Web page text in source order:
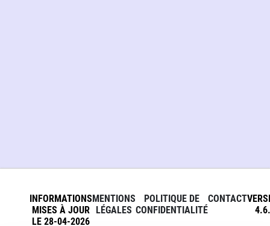
INFORMATIONS
MISES À JOUR
LE 28-04-2026
MENTIONS
LÉGALES
POLITIQUE DE
CONFIDENTIALITÉ
CONTACT